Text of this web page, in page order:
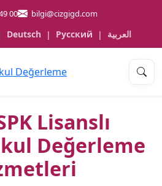
00 bilgi@cizgigd.com
Deutsch | Русский | العربية
Lisanslı
Değerleme